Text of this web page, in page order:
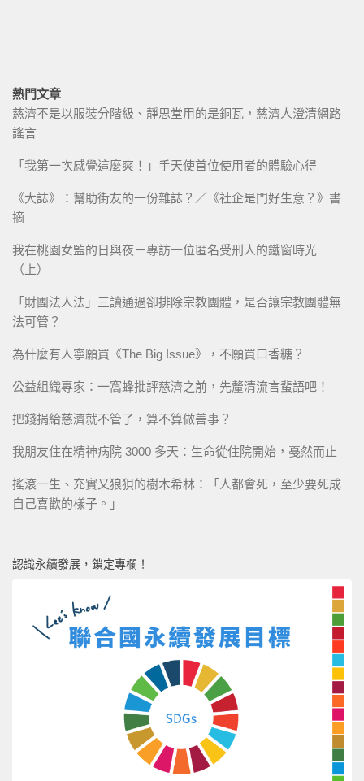
熱門文章
慈濟不是以服裝分階級、靜思堂用的是銅瓦，慈濟人澄清網路
謠言
「我第一次感覺這麼爽！」手天使首位使用者的體驗心得
《大誌》：幫助街友的一份雜誌？／《社企是門好生意？》書
摘
我在桃園女監的日與夜－專訪一位匿名受刑人的鐵窗時光
（上）
「財團法人法」三讀通過卻排除宗教團體，是否讓宗教團體無
法可管？
為什麼有人寧願買《The Big Issue》，不願買口香糖？
公益組織專家：一窩蜂批評慈濟之前，先釐清流言蜚語吧！
把錢捐給慈濟就不管了，算不算做善事？
我朋友住在精神病院 3000 多天：生命從住院開始，戞然而止
搖滾一生、充實又狼狽的樹木希林：「人都會死，至少要死成
自己喜歡的樣子。」
認識永續發展，鎖定專欄！